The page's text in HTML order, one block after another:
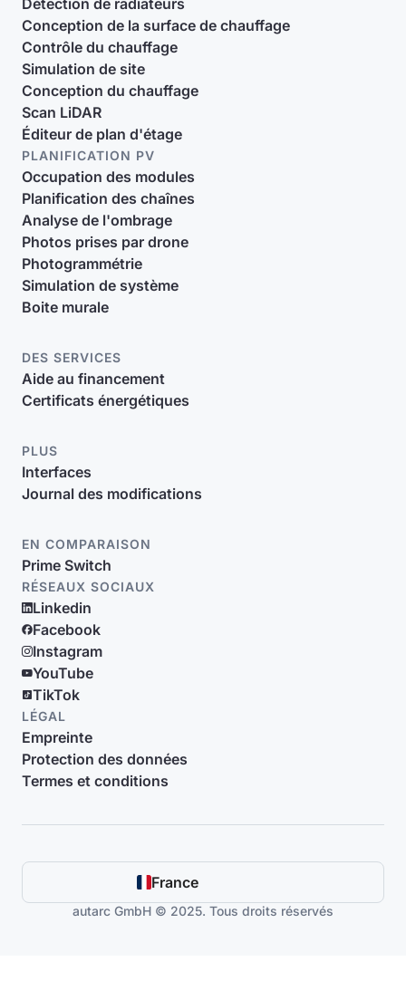
Détection de radiateurs
Conception de la surface de chauffage
Contrôle du chauffage
Simulation de site
Conception du chauffage
Scan LiDAR
Éditeur de plan d'étage
PLANIFICATION PV
Occupation des modules
Planification des chaînes
Analyse de l'ombrage
Photos prises par drone
Photogrammétrie
Simulation de système
Boite murale
DES SERVICES
Aide au financement
Certificats énergétiques
PLUS
Interfaces
Journal des modifications
EN COMPARAISON
Prime Switch
RÉSEAUX SOCIAUX
Linkedin
Facebook
Instagram
YouTube
TikTok
LÉGAL
Empreinte
Protection des données
Termes et conditions
France
autarc GmbH © 2025. Tous droits réservés